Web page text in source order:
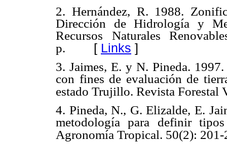
2. Hernández, R. 1988.
Dirección de Hidrología y
Recursos Naturales
p. [ Links ]
3. Jaimes, E. y N. Pineda.
con fines de evaluación de
estado Trujillo. Revista Forestal
4. Pineda, N., G. Elizalde, E.
metodología para definir
Agronomía Tropical. 50(2): 201-